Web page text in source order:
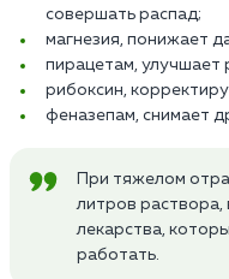
совершать распад;
магнезия, понижает
пирацетам, улучшает
рибоксин,
феназепам, снимает
При тяжелом
литров раствора,
лекарства,
работать.